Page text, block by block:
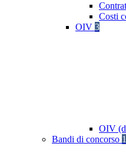
Costi
OIV 3
OIV
Bandi di concorso 1